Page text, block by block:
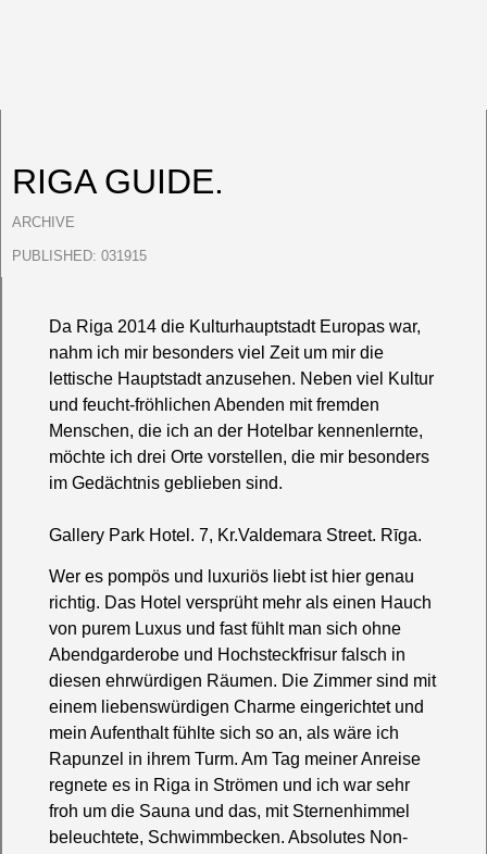
RIGA GUIDE.
ARCHIVE
PUBLISHED: 031915
Da Riga 2014 die Kulturhauptstadt Europas war,
nahm ich mir besonders viel Zeit um mir die
lettische Hauptstadt anzusehen. Neben viel Kultur
und feucht-fröhlichen Abenden mit fremden
Menschen, die ich an der Hotelbar kennenlernte,
möchte ich drei Orte vorstellen, die mir besonders
im Gedächtnis geblieben sind.
Gallery Park Hotel. 7, Kr.Valdemara Street. Rīga.
Wer es pompös und luxuriös liebt ist hier genau
richtig. Das Hotel versprüht mehr als einen Hauch
von purem Luxus und fast fühlt man sich ohne
Abendgarderobe und Hochsteckfrisur falsch in
diesen ehrwürdigen Räumen. Die Zimmer sind mit
einem liebenswürdigen Charme eingerichtet und
mein Aufenthalt fühlte sich so an, als wäre ich
Rapunzel in ihrem Turm. Am Tag meiner Anreise
regnete es in Riga in Strömen und ich war sehr
froh um die Sauna und das, mit Sternenhimmel
beleuchtete, Schwimmbecken. Absolutes Non-